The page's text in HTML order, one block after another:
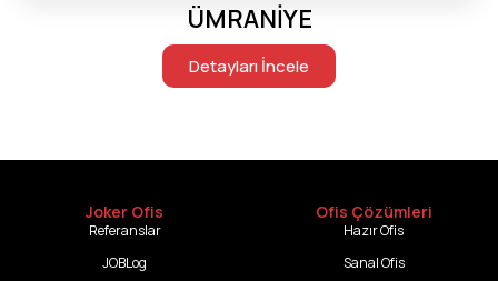
ÜMRANİYE
Detayları İncele
Joker Ofis
Referanslar
JOBLog
Ofis Çözümleri
Hazır Ofis
Sanal Ofis